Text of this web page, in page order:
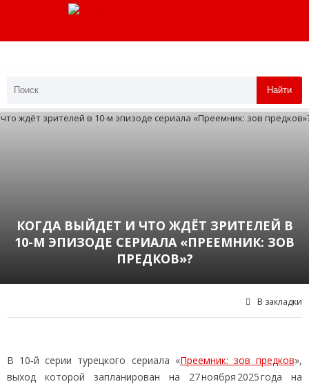
Найти
КОГДА ВЫЙДЕТ И ЧТО ЖДЁТ ЗРИТЕЛЕЙ В
10-М ЭПИЗОДЕ СЕРИАЛА «ПРЕЕМНИК: ЗОВ
ПРЕДКОВ»?
В закладки
В 10‑й серии турецкого сериала «Преемник: зов предков»,
выход которой запланирован на 27 ноября 2025 года на